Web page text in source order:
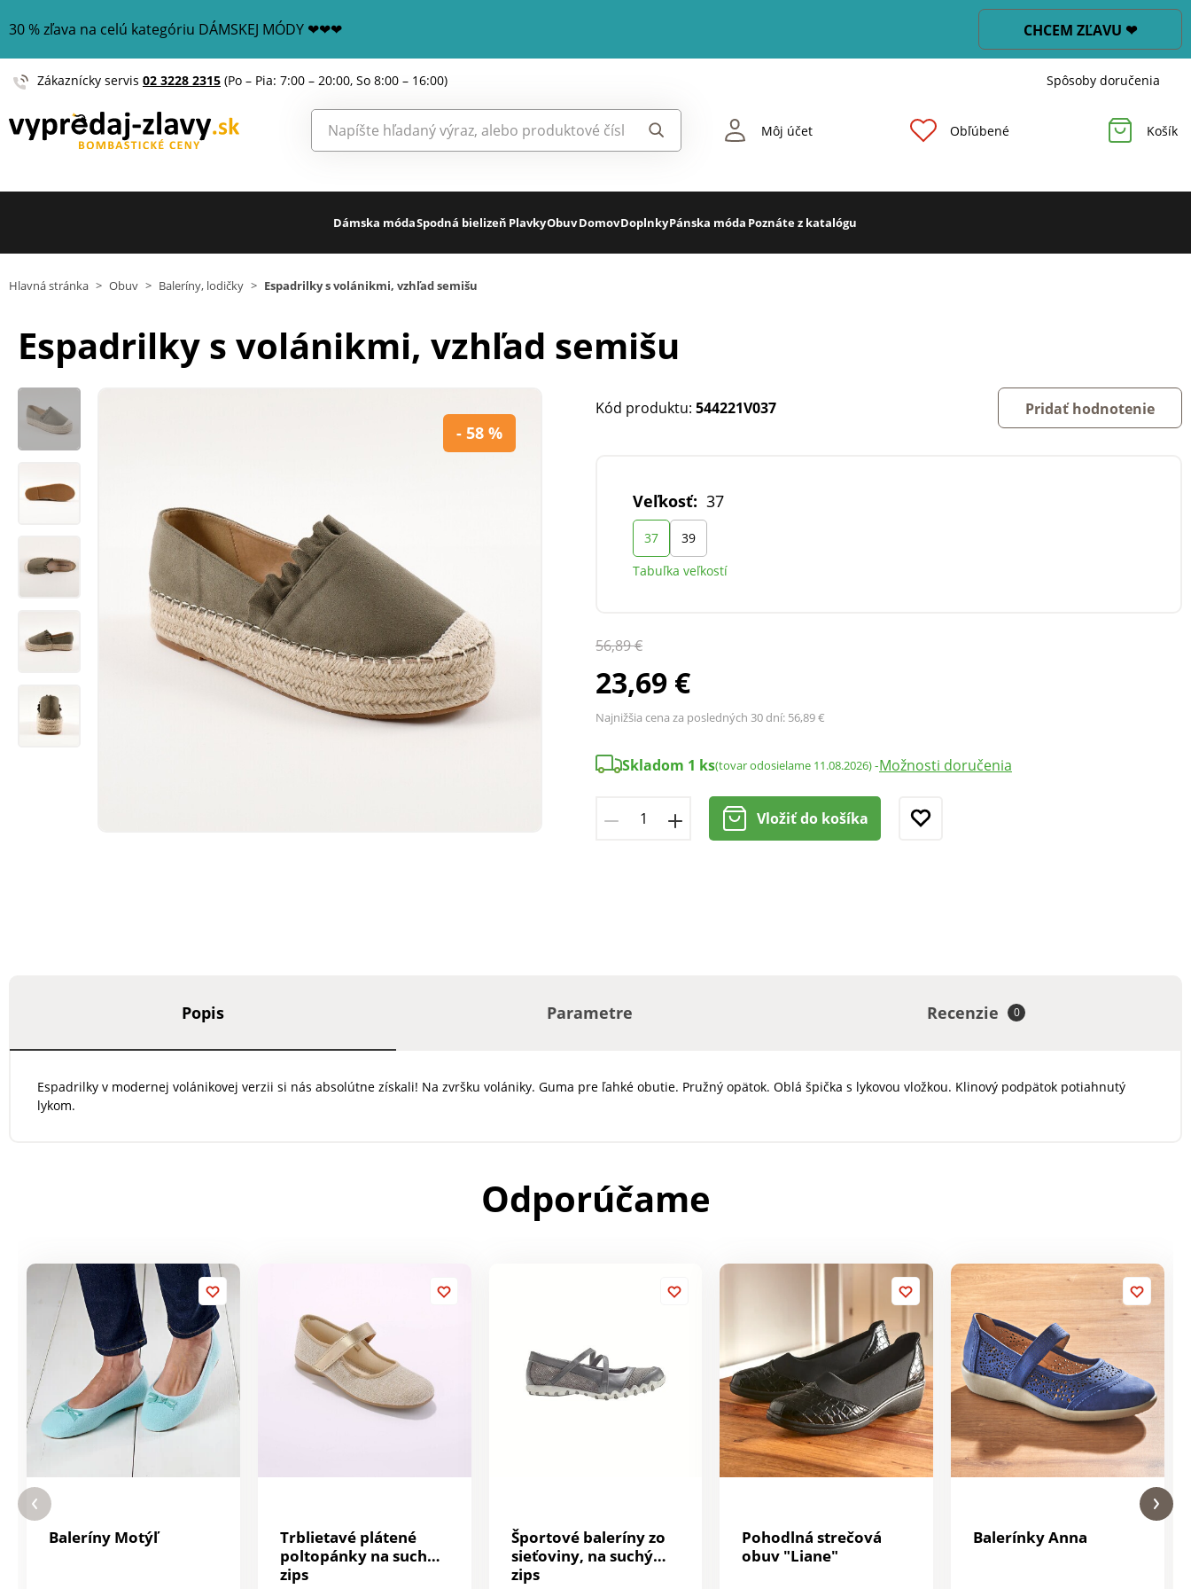
30 % zľava na celú kategóriu DÁMSKEJ MÓDY ❤❤❤ CHCEM ZĽAVU ❤
Zákaznícky servis 02 3228 2315 (Po – Pia: 7:00 – 20:00, So 8:00 – 16:00) Spôsoby doručenia
Môj účet Obľúbené Košík
Dámska módaSpodná bielizeň PlavkyObuvDomovDoplnkyPánska móda Poznáte z katalógu
Hlavná stránka > Obuv > Baleríny, lodičky > Espadrilky s volánikmi, vzhľad semišu
Espadrilky s volánikmi, vzhľad semišu
- 58 %
Kód produktu: 544221V037 Pridať hodnotenie
Veľkosť: 37
37
39
Tabuľka veľkostí
56,89 €
23,69 €
Najnižšia cena za posledných 30 dní: 56,89 €
Skladom 1 ks(tovar odosielame 11.08.2026)-Možnosti doručenia
Vložiť do košíka
Popis Parametre Recenzie 0
Espadrilky v modernej volánikovej verzii si nás absolútne získali! Na zvršku volániky. Guma pre ľahké obutie. Pružný opätok. Oblá špička s lykovou vložkou. Klinový podpätok potiahnutý
lykom.
Odporúčame
Baleríny Motýľ
Trblietavé plátené
poltopánky na suchý
zips
Športové baleríny zo
sieťoviny, na suchý
zips
Pohodlná strečová
obuv "Liane"
Balerínky Anna